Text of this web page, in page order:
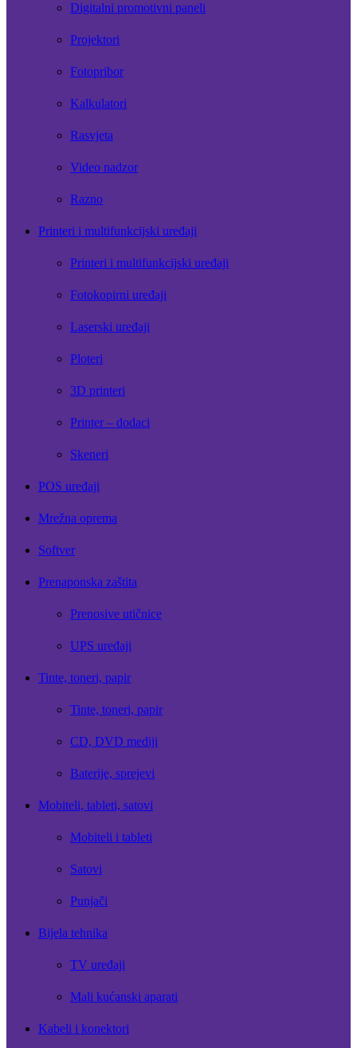
Digitalni promotivni paneli
Projektori
Fotopribor
Kalkulatori
Rasvjeta
Video nadzor
Razno
Printeri i multifunkcijski uređaji
Printeri i multifunkcijski uređaji
Fotokopirni uređaji
Laserski uređaji
Ploteri
3D printeri
Printer – dodaci
Skeneri
POS uređaji
Mrežna oprema
Softver
Prenaponska zaštita
Prenosive utičnice
UPS uređaji
Tinte, toneri, papir
Tinte, toneri, papir
CD, DVD mediji
Baterije, sprejevi
Mobiteli, tableti, satovi
Mobiteli i tableti
Satovi
Punjači
Bijela tehnika
TV uređaji
Mali kućanski aparati
Kabeli i konektori